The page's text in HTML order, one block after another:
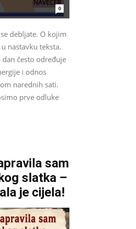
0
debljate. O kojim
nastavku teksta.
često određuje
i odnos
narednih sati.
prve odluke
sam
slatka –
je cijela!